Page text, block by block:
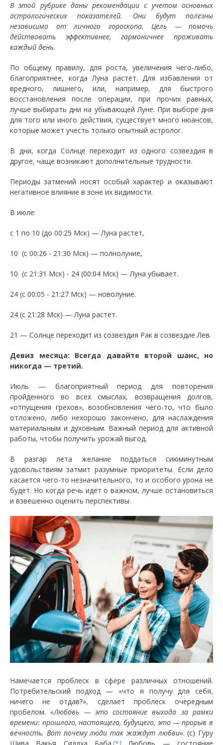
В этой рубрике даны рекомендации с учетом основных
астрологических показателей. Они будут полезны
независимо от личного гороскопа. Цель — помочь
действовать эффективнее, гармоничнее проживать
каждый день.
По общему правилу, для роста, увеличения чего-либо,
благоприятнее, когда Луна растет. Для избавления от
вредного, лишнего, или, например, для быстрого
восстановления после операции, при прочих равных,
лучше выбирать дни на убывающей Луне. При выборе дня
для того или иного действия, существует много нюансов,
которые может учесть только опытный астролог.
В дни, когда Солнце переходит из одного созвездия в
другое, чаще возникают дополнительные трудности.
Периоды затмений носят особый характер и оказывают
негативное влияние в зоне их видимости.
В июле:
с 1 по 10 (до 00:25 Мск) — Луна растет,
10 (с 00:26 - 21:30 Мск) — полнолуние,
10 (с 21:31 Мск) - 24 (00:04 Мск) — Луна убывает.
24 (с 00:05 - 21:27 Мск) — новолуние.
24 (с 21:28 Мск) — Луна растет.
21 — Солнце переходит из созвездия Рак в созвездие Лев.
Девиз месяца: Всегда давайте второй шанс, но
никогда — третий.
Июль — благоприятный период для повторения
пройденного во всех смыслах, возвращения долгов,
«отпущения грехов», возобновления чего-то, что было
отложено, либо нехорошо закончено, для наслаждения
материальным и духовным. Важный период для активной
работы, чтобы получить урожай выгод.
В разгар лета желание поддаться сиюминутным
удовольствиям затмит разумные приоритеты. Если дело
касается чего-то незначительного, то и особого урона не
будет. Но когда речь идет о важном, лучше остановиться
и взвешенно оценить перспективы.
Намечается проблеск в сфере различных отношений.
Потребительский подход — «что я получу для себя,
ничего не отдав?», сделает проблеск очередным
пробелом.«Любовь — это состояние выхода за рамки
времени: прошлого, настоящего, будущего, это — прорыв в
вечность. Вот почему люди так жаждут любви». (с) Гуру
Шива Вакья Сиддха Баба. [*] Любовь — состояние